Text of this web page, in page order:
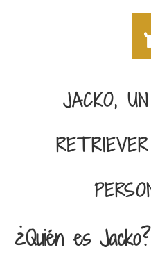
JACKO,
¿Quién es Jacko?